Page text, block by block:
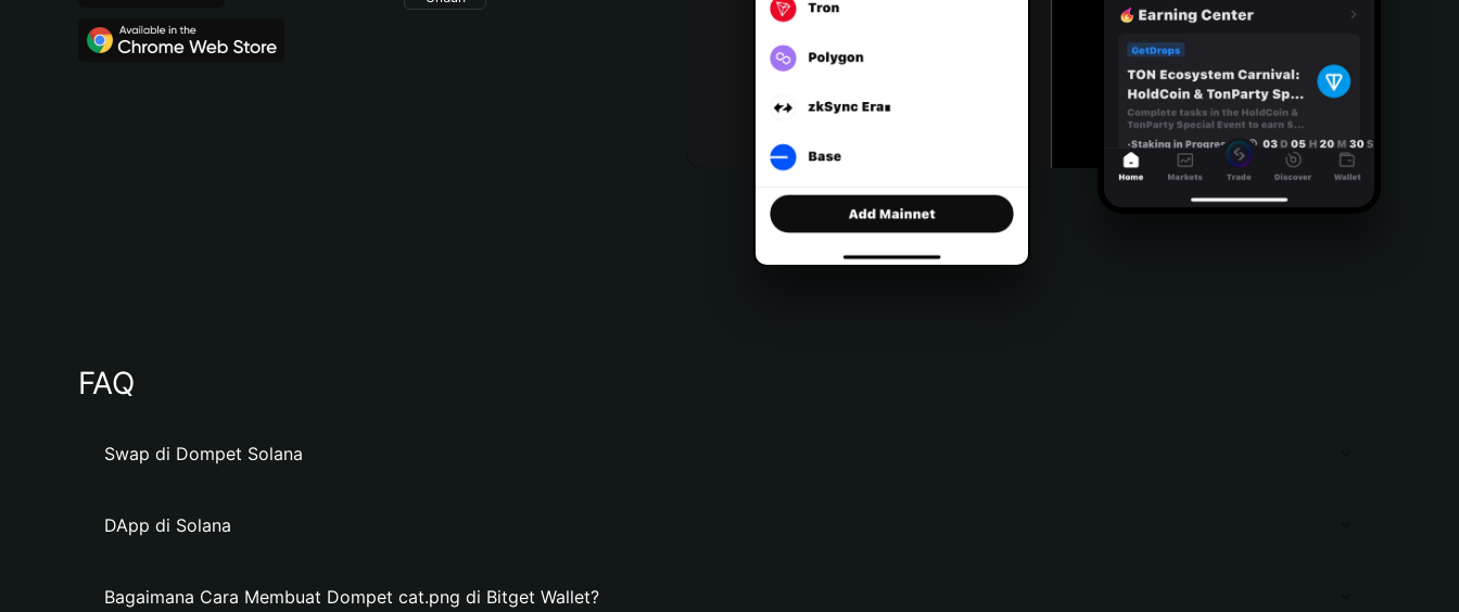
FAQ
Swap di Dompet Solana
DApp di Solana
Bagaimana Cara Membuat Dompet cat.png di Bitget Wallet?